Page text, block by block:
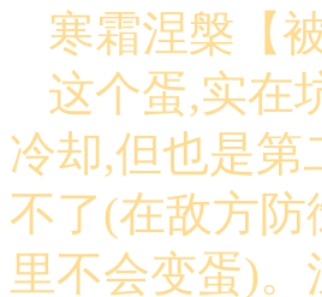
寒霜涅槃【被
这个蛋,实在
冷却,但也是第
不了(在敌方
里不会变蛋)